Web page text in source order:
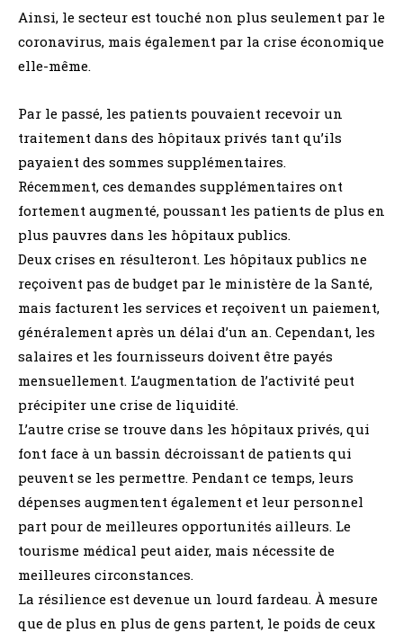
Ainsi, le secteur est touché non plus seulement par le
coronavirus, mais également par la crise économique
elle-même.
Par le passé, les patients pouvaient recevoir un
traitement dans des hôpitaux privés tant qu’ils
payaient des sommes supplémentaires.
Récemment, ces demandes supplémentaires ont
fortement augmenté, poussant les patients de plus en
plus pauvres dans les hôpitaux publics.
Deux crises en résulteront. Les hôpitaux publics ne
reçoivent pas de budget par le ministère de la Santé,
mais facturent les services et reçoivent un paiement,
généralement après un délai d’un an. Cependant, les
salaires et les fournisseurs doivent être payés
mensuellement. L’augmentation de l’activité peut
précipiter une crise de liquidité.
L’autre crise se trouve dans les hôpitaux privés, qui
font face à un bassin décroissant de patients qui
peuvent se les permettre. Pendant ce temps, leurs
dépenses augmentent également et leur personnel
part pour de meilleures opportunités ailleurs. Le
tourisme médical peut aider, mais nécessite de
meilleures circonstances.
La résilience est devenue un lourd fardeau. À mesure
que de plus en plus de gens partent, le poids de ceux